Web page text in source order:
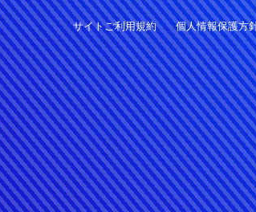
サイトご利用規約 個人情報保護方